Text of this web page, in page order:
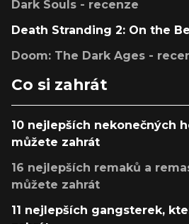
Dark Souls - recenze
Death Stranding 2: On the
Doom: The Dark Ages -
Co si zahrát
10 nejlepších nekonečných
můžete zahrát
16 nejlepších remaků a
můžete zahrát
11 nejlepších gangsterek,